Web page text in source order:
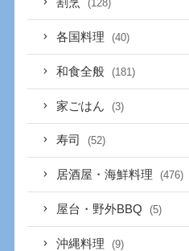
割烹 (128)
各国料理 (40)
和食全般 (181)
家ごはん (3)
寿司 (52)
居酒屋・海鮮料理 (476)
屋台・野外BBQ (5)
沖縄料理 (9)